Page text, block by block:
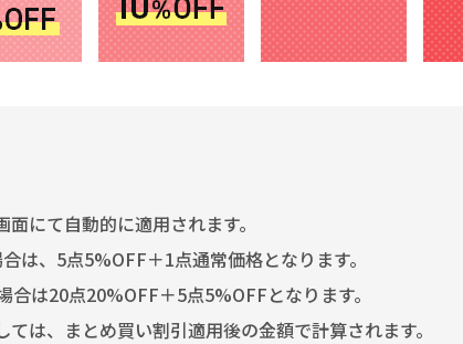
にて自動的に適用されます。
は、5点5%OFF＋1点通常価格となります。
は20点20%OFF＋5点5%OFFとなります。
は、まとめ買い割引適用後の金額で計算されます。